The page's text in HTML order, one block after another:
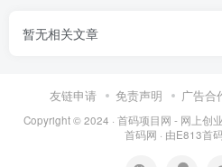
暂无相关文章
友链申请 免责声明 广告合
Copyright © 2024 · 首码项目网 - 网上创
首码网 · 由E813首